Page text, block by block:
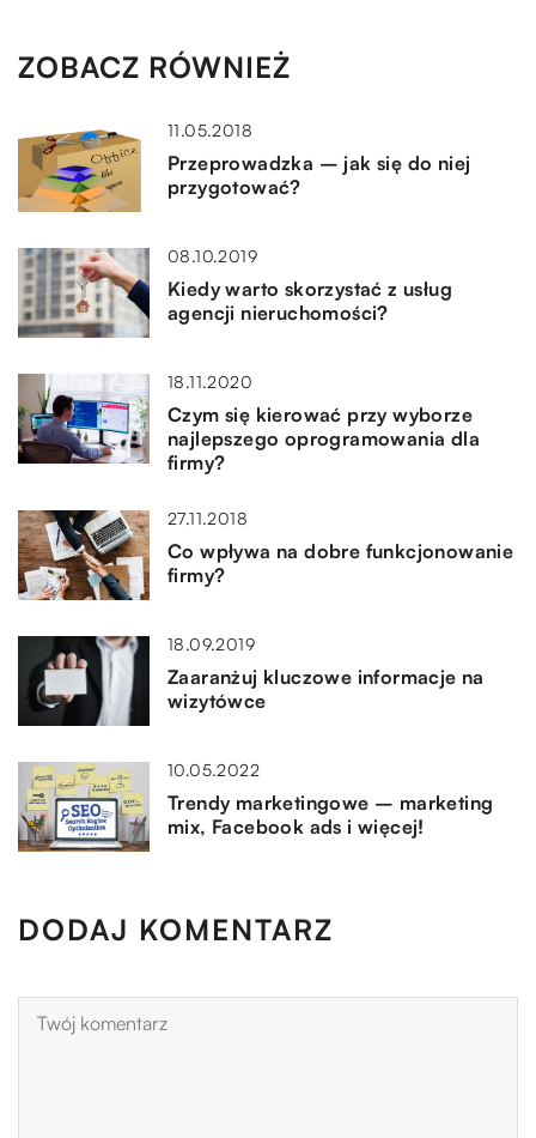
ZOBACZ RÓWNIEŻ
11.05.2018
Przeprowadzka – jak się do niej
przygotować?
08.10.2019
Kiedy warto skorzystać z usług
agencji nieruchomości?
18.11.2020
Czym się kierować przy wyborze
najlepszego oprogramowania dla
firmy?
27.11.2018
Co wpływa na dobre funkcjonowanie
firmy?
18.09.2019
Zaaranżuj kluczowe informacje na
wizytówce
10.05.2022
Trendy marketingowe – marketing
mix, Facebook ads i więcej!
DODAJ KOMENTARZ